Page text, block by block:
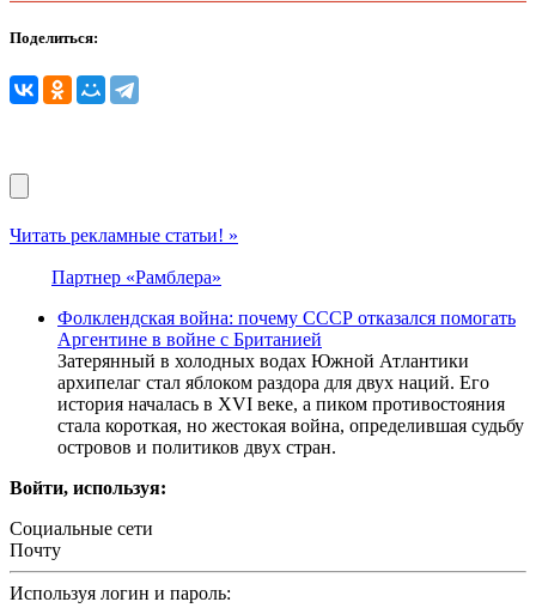
Поделиться:
Читать рекламные статьи! »
Партнер «Рамблера»
Фолклендская война: почему СССР отказался помогать
Аргентине в войне с Британией
Затерянный в холодных водах Южной Атлантики
архипелаг стал яблоком раздора для двух наций. Его
история началась в XVI веке, а пиком противостояния
стала короткая, но жестокая война, определившая судьбу
островов и политиков двух стран.
Войти, используя:
Социальные сети
Почту
Используя логин и пароль: